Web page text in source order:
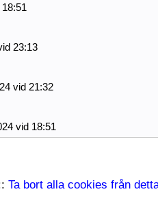
23:13
vid 21:32
vid 18:51
Ta bort alla cookies från